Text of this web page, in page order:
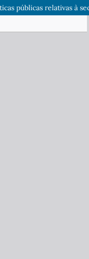
públicas relativas à